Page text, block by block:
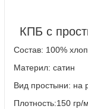
КПБ с
Состав: 100%
Материл: сатин
Вид простыни: на
Плотность:150 гр/